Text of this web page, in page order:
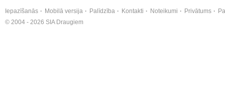
Iepazīšanās Mobilā versija Palīdzība Kontakti Noteikumi Privātums
© 2004 - 2026 SIA Draugiem